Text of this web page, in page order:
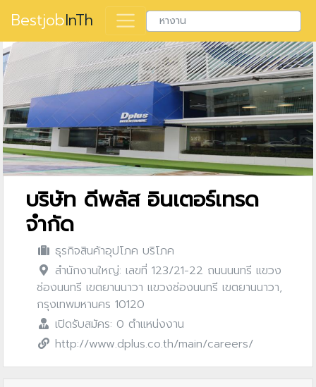
BestjobInTh
บริษัท ดีพลัส อินเตอร์เทรด
จำกัด
ธุรกิจสินค้าอุปโภค บริโภค
สำนักงานใหญ่: เลขที่ 123/21-22 ถนนนนทรี แขวง
ช่องนนทรี เขตยานนาวา แขวงช่องนนทรี เขตยานนาวา,
กรุงเทพมหานคร 10120
เปิดรับสมัคร: 0 ตำแหน่งงาน
http://www.dplus.co.th/main/careers/